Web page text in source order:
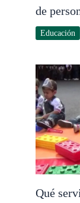
de
Educación
Qué